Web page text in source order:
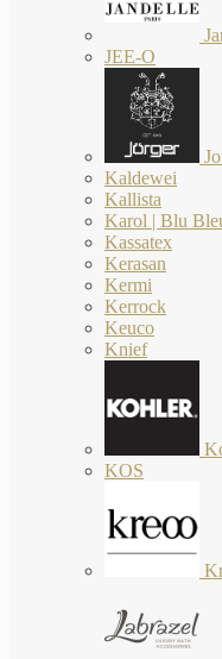
JEE-O
Kaldewei
Kallista
Karol | Blu
Kassatex
Kerasan
Kermi
Kerrock
Keuco
Knief
KOS